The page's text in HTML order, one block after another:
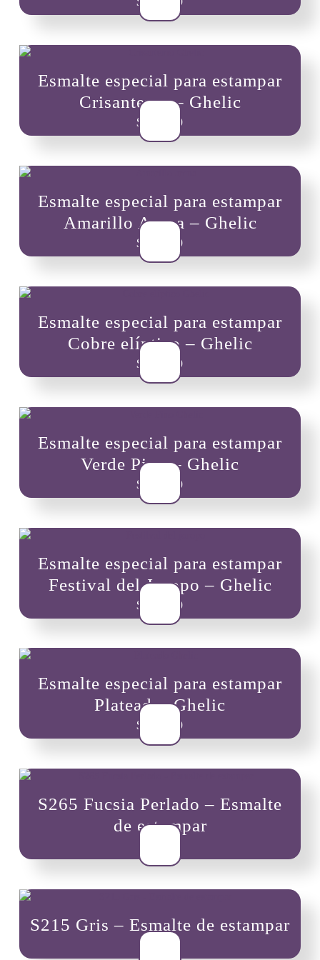
Esmalte especial para estampar
Crisantemo – Ghelic
$ 10,900
Esmalte especial para estampar
Amarillo Arena – Ghelic
$ 10,900
Esmalte especial para estampar
Cobre elíptico – Ghelic
$ 10,900
Esmalte especial para estampar
Verde Pino – Ghelic
$ 10,900
Esmalte especial para estampar
Festival del Joropo – Ghelic
$ 10,900
Esmalte especial para estampar
Plateado- Ghelic
$ 10,900
S265 Fucsia Perlado – Esmalte
de estampar
S215 Gris – Esmalte de estampar
$ 8,000